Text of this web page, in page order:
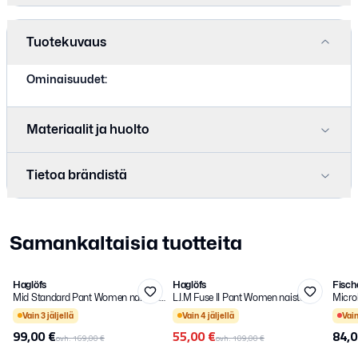
Tuotekuvaus
Ominaisuudet:
Materiaalit ja huolto
Tietoa brändistä
Samankaltaisia tuotteita
-41%
38
Kirjaudu sisään
Valitse kirjautumistapa.
Haglöfs
Mid Standard Pant Women naisten
vaellushousut
Vain3jäljellä
99,00 €ovh.169,00 €
-50%
LISÄALE Valitse
Haglöfs
L.I.M Fuse II Pant Women naisten
vaellushousut
Vain4jäljellä
55,00 €ovh.109,00 €
-35